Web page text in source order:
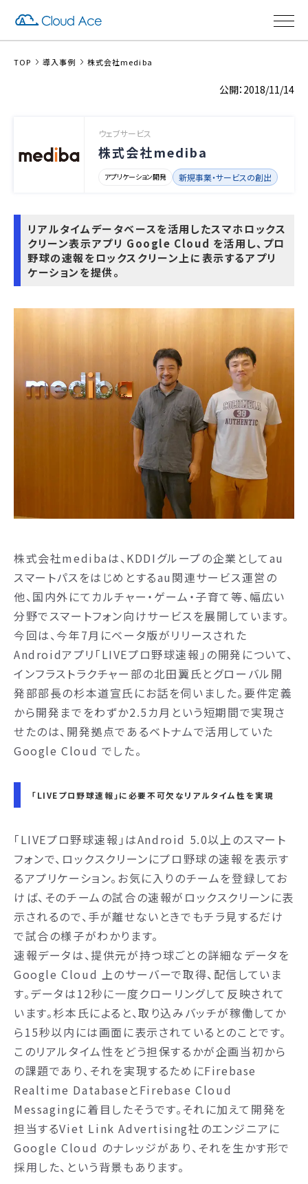
TOP 導入事例 株式会社mediba
2018/11/14
ウェブサービス
株式会社mediba
アプリケーション開発 新規事業・サービスの創出
リアルタイムデータベースを活用したスマホロックス
クリーン表示アプリ Google Cloud を活用し、プロ
野球の速報をロックスクリーン上に表示するアプリ
ケーションを提供。
株式会社medibaは、KDDIグループの企業としてau
スマートパスをはじめとするau関連サービス運営の
他、国内外にてカルチャー・ゲーム・子育て等、幅広い
分野でスマートフォン向けサービスを展開しています。
今回は、今年7月にベータ版がリリースされた
Androidアプリ「LIVEプロ野球速報」の開発について、
インフラストラクチャー部の北田翼氏とグローバル開
発部部長の杉本道宣氏にお話を伺いました。要件定義
から開発までをわずか2.5カ月という短期間で実現さ
せたのは、開発拠点であるベトナムで活用していた
Google Cloud でした。
「LIVEプロ野球速報」に必要不可欠なリアルタイム性を実現
「LIVEプロ野球速報」はAndroid 5.0以上のスマート
フォンで、ロックスクリーンにプロ野球の速報を表示す
るアプリケーション。お気に入りのチームを登録してお
けば、そのチームの試合の速報がロックスクリーンに表
示されるので、手が離せないときでもチラ見するだけ
で試合の様子がわかります。
速報データは、提供元が持つ球ごとの詳細なデータを
Google Cloud 上のサーバーで取得、配信していま
す。データは12秒に一度クローリングして反映されて
います。杉本氏によると、取り込みバッチが稼働してか
ら15秒以内には画面に表示されているとのことです。
このリアルタイム性をどう担保するかが企画当初から
の課題であり、それを実現するためにFirebase
Realtime DatabaseとFirebase Cloud
Messagingに着目したそうです。それに加えて開発を
担当するViet Link Advertising社のエンジニアに
Google Cloud のナレッジがあり、それを生かす形で
採用した、という背景もあります。